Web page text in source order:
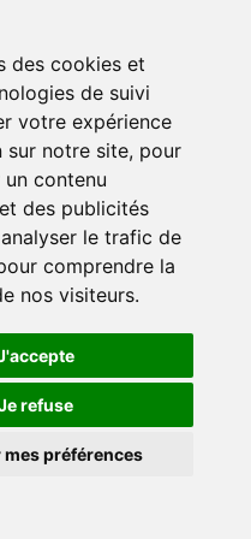
des cookies et
de suivi
votre expérience
sur notre site, pour
contenu
des publicités
le trafic de
comprendre la
nos visiteurs.
refuse
mes préférences